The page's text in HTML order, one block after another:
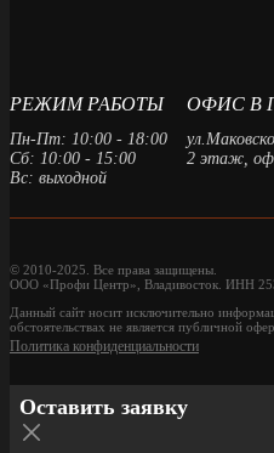
РЕЖИМ РАБОТЫ
Пн-Пт: 10:00 - 18:00
Сб: 10:00 - 15:00
Вс: выходной
ОФИС В
2 этаж,
© 2010-2025. Все права защищены.
ООО «Профи Центр», Владивосток. ИНН
Данный сайт носит исключительно
обстоятельствах не является публичной
Политика конфиденциальности
Оставить заявку